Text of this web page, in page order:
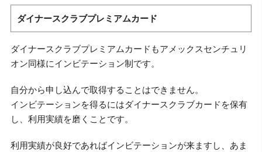
ダイナースクラブプレミアムカード
ダイナースクラブプレミアムカードもアメックスセンチュリ
オン同様にインビテーション制です。
自分から申し込んで取得することはできません。
インビテーションを得るにはダイナースクラブカードを保有
し、利用実績を磨くことです。
利用実績が良好であればインビテーションが来ますし、あま